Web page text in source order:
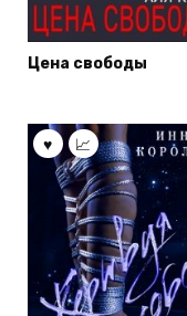
Цена свободы